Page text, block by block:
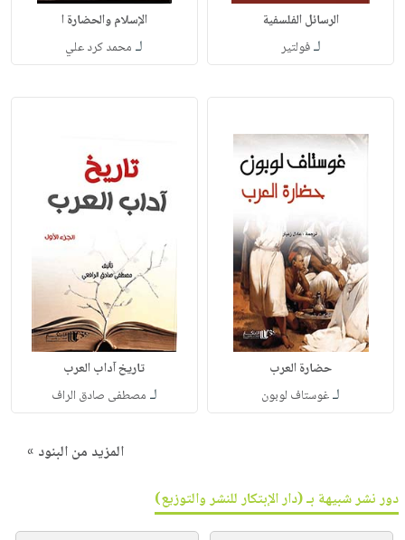
الرسائل الفلسفية
لـفولتير
الإسلام والحضارة ا
لـ محمد كرد علي
حضارة العرب
لـغوستاف لوبون
تاريخ آداب العرب
لـ مصطفى صادق الراف
المزيد من البنود »
دور نشر شبيهة بـ (دار الإبتكار للنشر والتوزيع)